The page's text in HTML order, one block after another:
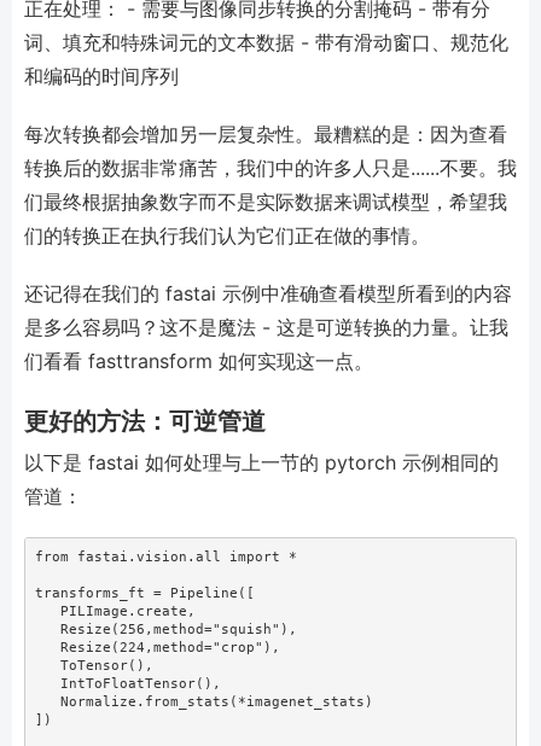
正在处理： - 需要与图像同步转换的分割掩码 - 带有分
词、填充和特殊词元的文本数据 - 带有滑动窗口、规范化
和编码的时间序列
每次转换都会增加另一层复杂性。最糟糕的是：因为查看
转换后的数据非常痛苦，我们中的许多人只是......不要。我
们最终根据抽象数字而不是实际数据来调试模型，希望我
们的转换正在执行我们认为它们正在做的事情。
还记得在我们的 fastai 示例中准确查看模型所看到的内容
是多么容易吗？这不是魔法 - 这是可逆转换的力量。让我
们看看 fasttransform 如何实现这一点。
更好的方法：可逆管道
以下是 fastai 如何处理与上一节的 pytorch 示例相同的
管道：
from fastai.vision. all import *
transforms_ft = Pipeline([
   PILImage.create,
   Resize(
256 ,method="squish" ),
   Resize(
224 ,method="crop" ),
   ToTensor(),
   IntToFloatTensor(),
   Normalize.from_stats(
*imagenet_stats)
])